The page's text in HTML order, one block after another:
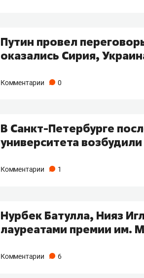
Путин провел
оказались Сирия,
Комментарии 0
В Санкт-Петербурге
университета
Комментарии 1
Нурбек Батулла, Нияз
лауреатами премии им.
Комментарии 6